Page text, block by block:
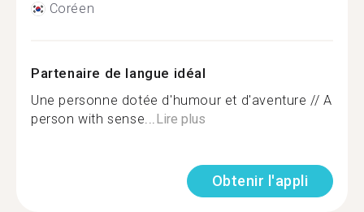
Coréen
Partenaire de langue idéal
Une personne dotée d'humour et d'aventure // A
person with sense...Lire plus
Obtenir l'appli